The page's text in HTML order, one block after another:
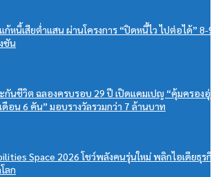
หนี้เสียต่ำแสน ผ่านโครงการ “ปิดหนี้ไว ไปต่อได้” 8-9
ชัน
กันชีวิต ฉลองครบรอบ 29 ปี เปิดแคมเปญ “คุ้มครองอุ่น
ดือน 6 คัน” มอบรางวัลรวมกว่า 7 ล้านบาท
Space 2026 โชว์พลังคนรุ่นใหม่ พลิกไอเดียธุรกิ
ลก